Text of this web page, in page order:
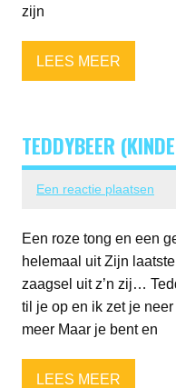
zijn
LEES MEER
TEDDYBEER
Een reactie plaatsen
Een roze tong en een
helemaal uit Zijn
zaagsel uit z’n zij…
til je op en ik zet je
meer Maar je bent en
LEES MEER